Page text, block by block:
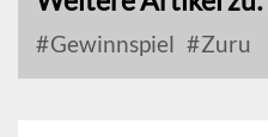
Gewinnspiel Zuru